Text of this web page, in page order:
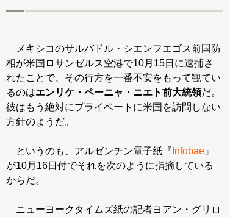
メキシコのサルバドル・シエンフエゴス前国防
相が米国ロサンゼルス空港で10月15日に逮捕さ
れたことで、その行方を一番不安をもって観てい
るのはエンリケ・ペーニャ・ニエト前大統領だ。
彼はもう絶対にプライベートに米国を訪問しない
方針のようだ。
というのも、アルゼンチン電子紙『 Infobae 』
が10月16日付でそれを次のように指摘している
からだ。
ニューヨークタイムズ紙の記者ヨアン・グリロ